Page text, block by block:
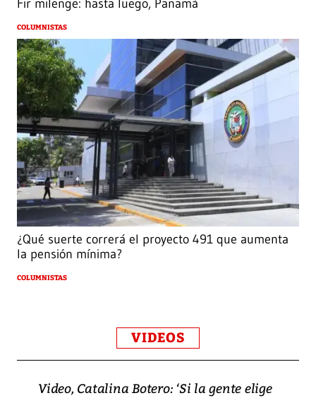
Fir milenge: hasta luego, Panamá
COLUMNISTAS
¿Qué suerte correrá el proyecto 491 que aumenta
la pensión mínima?
COLUMNISTAS
VIDEOS
Video, Catalina Botero: ‘Si la gente elige